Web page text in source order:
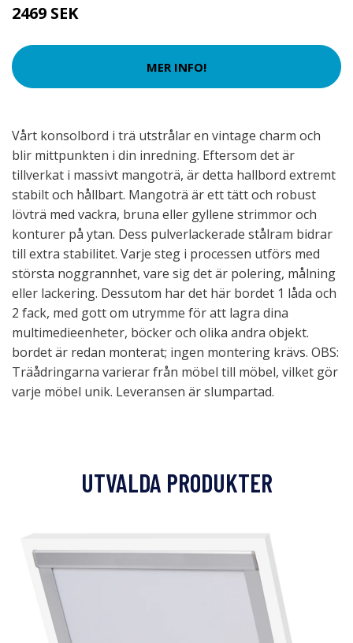
2469 SEK
MER INFO!
Vårt konsolbord i trä utstrålar en vintage charm och
blir mittpunkten i din inredning. Eftersom det är
tillverkat i massivt mangoträ, är detta hallbord extremt
stabilt och hållbart. Mangoträ är ett tätt och robust
lövträ med vackra, bruna eller gyllene strimmor och
konturer på ytan. Dess pulverlackerade stålram bidrar
till extra stabilitet. Varje steg i processen utförs med
största noggrannhet, vare sig det är polering, målning
eller lackering. Dessutom har det här bordet 1 låda och
2 fack, med gott om utrymme för att lagra dina
multimedieenheter, böcker och olika andra objekt.
bordet är redan monterat; ingen montering krävs. OBS:
Träådringarna varierar från möbel till möbel, vilket gör
varje möbel unik. Leveransen är slumpartad.
UTVALDA PRODUKTER